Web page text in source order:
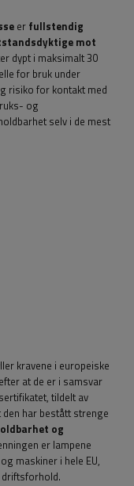
er fullstendig
mot
dypt i maksimalt 30
for bruk under
risiko for kontakt med
og
selv i de mest
kravene i europeiske
at de er i samsvar
tildelt av
har bestått strenge
og
er lampene
maskiner i hele EU,